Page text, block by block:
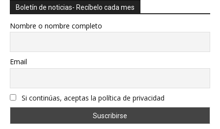
Boletín de noticias- Recíbelo cada mes
Nombre o nombre completo
Email
Si continúas, aceptas la política de privacidad